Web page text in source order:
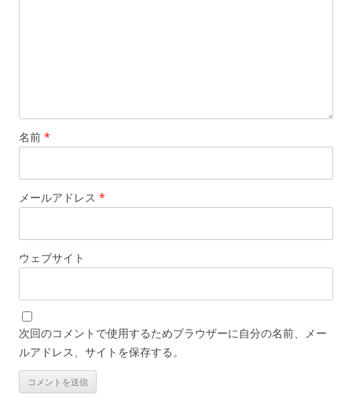
名前 *
メールアドレス *
ウェブサイト
次回のコメントで使用するためブラウザーに自分の名前、メー
ルアドレス、サイトを保存する。